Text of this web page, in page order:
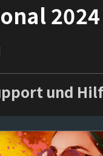
und